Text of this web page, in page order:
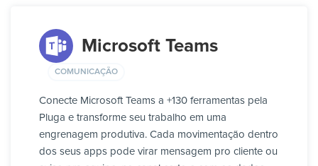
Microsoft Teams
COMUNICAÇÃO
Conecte Microsoft Teams a +130 ferramentas pela
Pluga e transforme seu trabalho em uma
engrenagem produtiva. Cada movimentação dentro
dos seus apps pode virar mensagem pro cliente ou